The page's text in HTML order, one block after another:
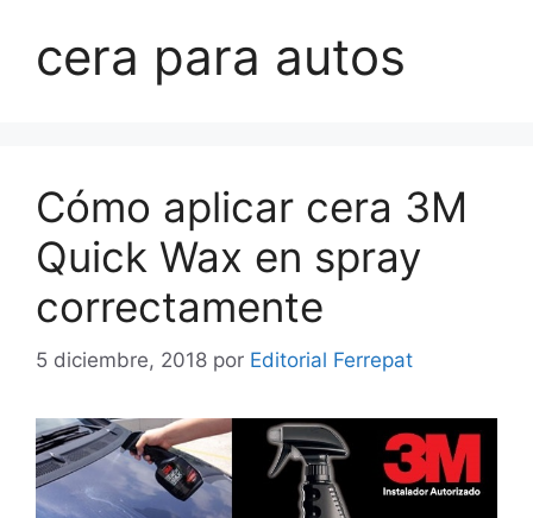
cera para autos
Cómo aplicar cera 3M
Quick Wax en spray
correctamente
5 diciembre, 2018 por Editorial Ferrepat